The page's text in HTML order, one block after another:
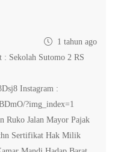
1 tahun ago
Sekolah Sutomo 2 RS
Instagram :
?img_index=1
Ruko Jalan Mayor Pajak
Sertifikat Hak Milik